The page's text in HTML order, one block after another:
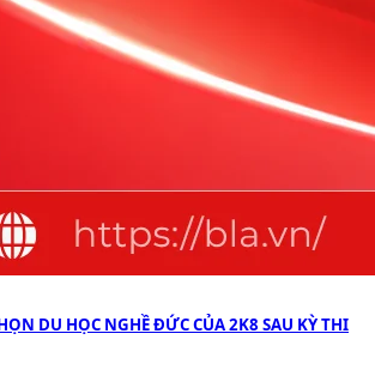
DU HỌC NGHỀ ĐỨC CỦA 2K8 SAU KỲ THI